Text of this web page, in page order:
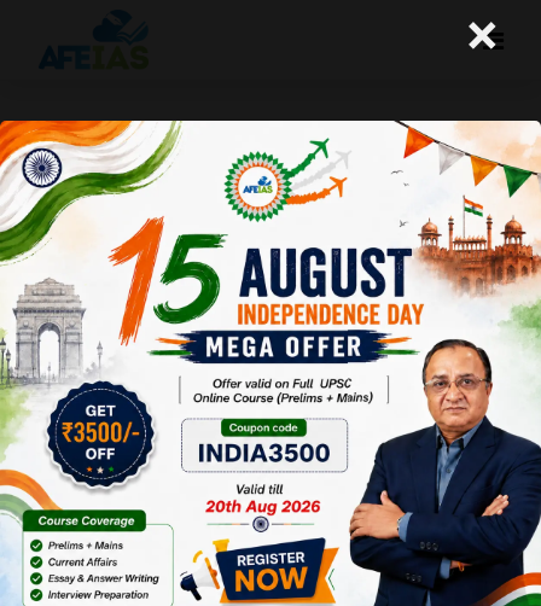
योजना : भारतीय प्रशासन तंत्र (04-09-
2021)
Afeias 04 Sep 2021
To Download Click Here.
×